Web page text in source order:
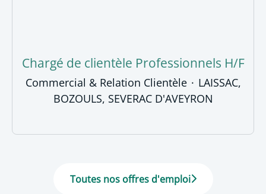
Chargé de clientèle Professionnels H/F
Commercial & Relation Clientèle · LAISSAC,
BOZOULS, SEVERAC D'AVEYRON
Toutes nos offres d'emploi